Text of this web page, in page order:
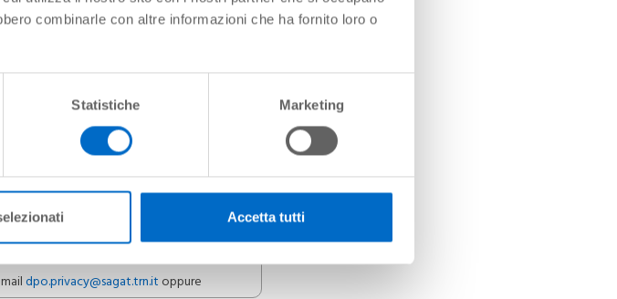
combinarle con altre informazioni che ha fornito loro o
Statistiche Marketing
Accetta tutti
Lei forniti è svolto daSAGAT S.p.a
personale e al diritto alla
Maurizio n.12, Caselle Torinese (TO).
dpo.privacy@sagat.trn.it oppure